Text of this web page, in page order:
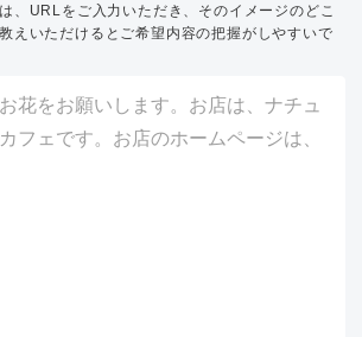
、URLをご入力いただき、そのイメージのどこ
えいただけるとご希望内容の把握がしやすいで